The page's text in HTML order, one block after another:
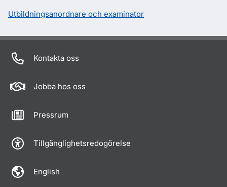
Utbildningsanordnare och examinator
Kontakta oss
Jobba hos oss
Pressrum
Tillgänglighetsredogörelse
English